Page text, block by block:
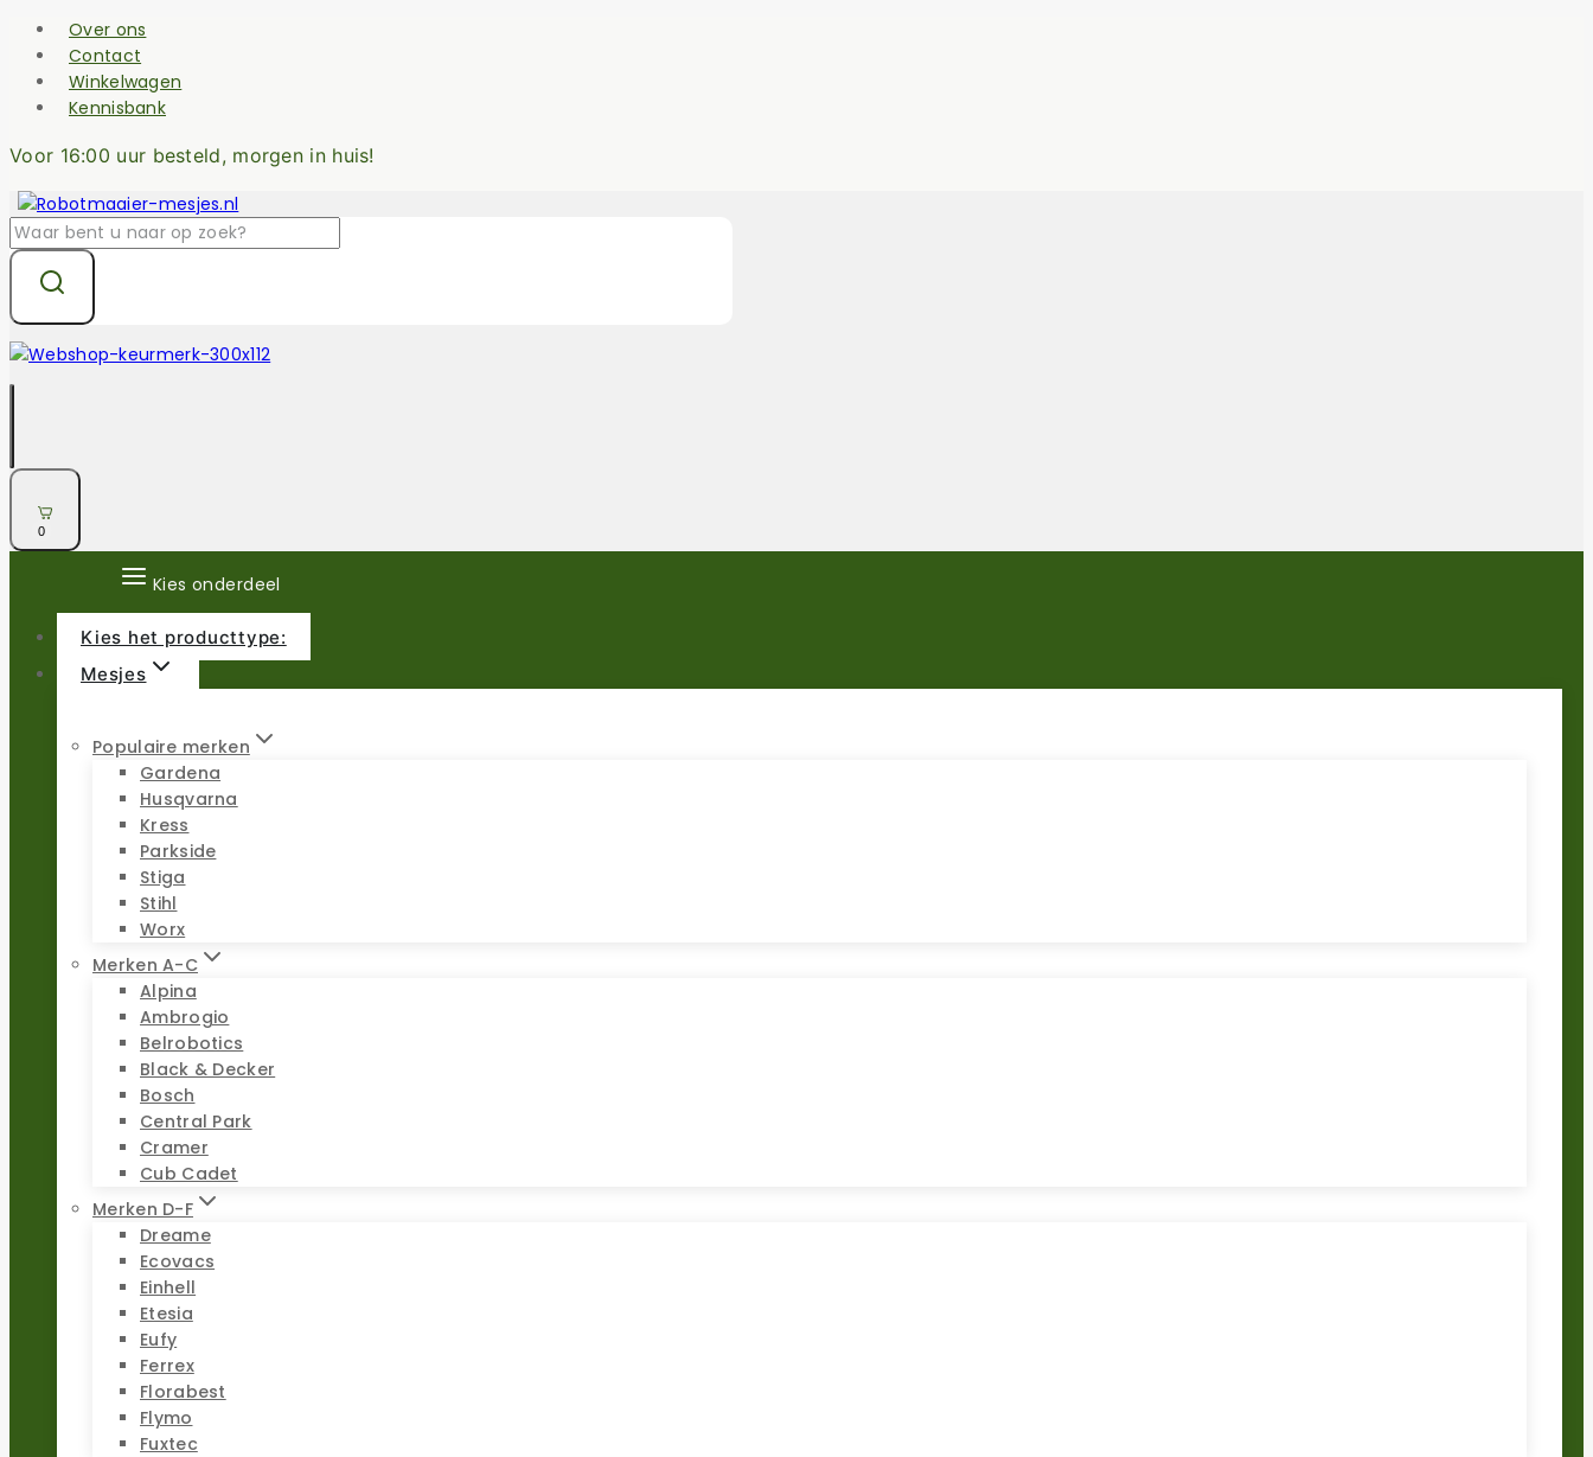
Skip
content
Over ons
Contact
Winkelwagen
Kennisbank
Voor 16:00 uur besteld, morgen in huis!
Zoek
naar:
0
Kies onderdeel
Kies het producttype:
Mesjes
Populaire merken
Gardena
Husqvarna
Kress
Parkside
Stiga
Stihl
Worx
Merken A-C
Alpina
Ambrogio
Belrobotics
Black & Decker
Bosch
Central Park
Cramer
Cub Cadet
Merken D-F
Dreame
Ecovacs
Einhell
Etesia
Eufy
Ferrex
Florabest
Flymo
Fuxtec